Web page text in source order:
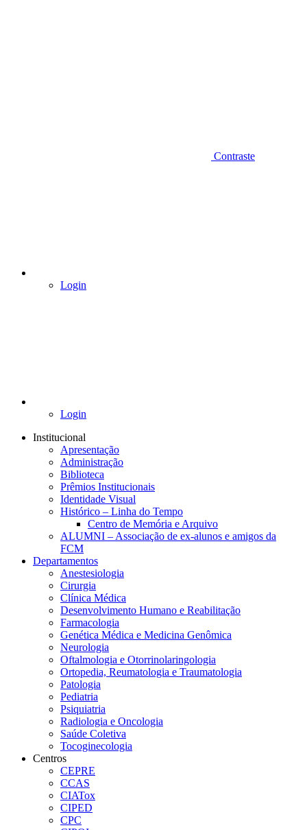
Contraste
Login
Login
Institucional
Apresentação
Administração
Biblioteca
Prêmios Institucionais
Identidade Visual
Histórico – Linha do Tempo
Centro de Memória e Arquivo
ALUMNI – Associação de ex-alunos e amigos da
FCM
Departamentos
Anestesiologia
Cirurgia
Clínica Médica
Desenvolvimento Humano e Reabilitação
Farmacologia
Genética Médica e Medicina Genômica
Neurologia
Oftalmologia e Otorrinolaringologia
Ortopedia, Reumatologia e Traumatologia
Patologia
Pediatria
Psiquiatria
Radiologia e Oncologia
Saúde Coletiva
Tocoginecologia
Centros
CEPRE
CCAS
CIATox
CIPED
CPC